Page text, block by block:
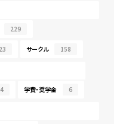
229
サークル 158
4 学費・奨学金 6